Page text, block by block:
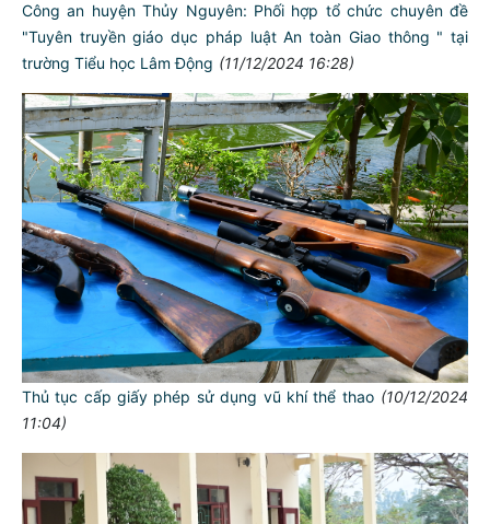
Công an huyện Thủy Nguyên: Phối hợp tổ chức chuyên đề
"Tuyên truyền giáo dục pháp luật An toàn Giao thông " tại
trường Tiểu học Lâm Động (11/12/2024 16:28)
Thủ tục cấp giấy phép sử dụng vũ khí thể thao (10/12/2024
11:04)